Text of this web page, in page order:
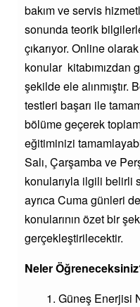
bakım ve servis
sonunda teorik
çıkarıyor. Online
konular kitabımızdan
şekilde ele alınmıştır.
testleri başarı ile
bölüme geçerek
eğitiminizi
Salı, Çarşamba ve
konularıyla ilgili belirli
ayrıca Cuma günleri
konularının özet bir
gerçekleştirilecektir.
Neler
Güneş Enerjisi